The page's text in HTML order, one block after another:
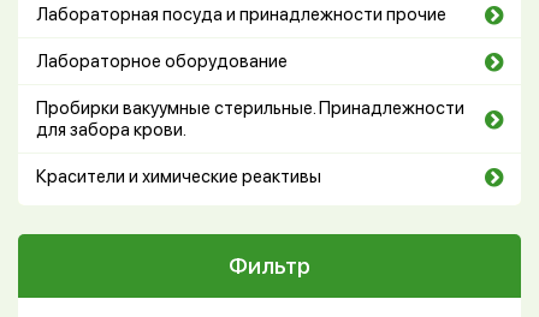
Лабораторная посуда и принадлежности прочие
Лабораторное оборудование
Пробирки вакуумные стерильные. Принадлежности
для забора крови.
Красители и химические реактивы
Фильтр